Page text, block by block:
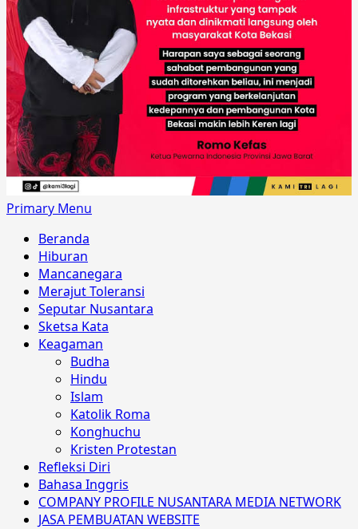
Primary Menu
Beranda
Hiburan
Mancanegara
Merajut Toleransi
Seputar Nusantara
Sketsa Kata
Keagaman
Budha
Hindu
Islam
Katolik Roma
Konghuchu
Kristen Protestan
Refleksi Diri
Bahasa Inggris
COMPANY PROFILE NUSANTARA MEDIA NETWORK
JASA PEMBUATAN WEBSITE